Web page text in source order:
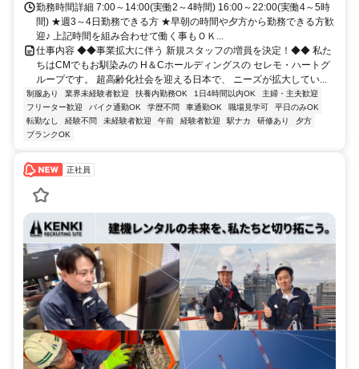
勤務時間詳細 7:00～14:00(実働2～4時間) 16:00～22:00(実働4～5時
間) ★週3～4日勤務できる方 ★早朝の時間や夕方から勤務できる方歓
迎♪ 上記時間を組み合わせて働く事もＯＫ...
仕事内容 ◆◆事業拡大に伴う 新規スタッフの増員を決定！◆◆ 私た
ちはCMでもお馴染みの H＆Cホールディングスの セレモ・ハートグ
ループです。 超高齢化社会を迎える日本で、 ニーズが拡大してい...
制服あり 業界未経験者歓迎 扶養内勤務OK 1日4時間以内OK
主婦・主夫歓迎
フリーター歓迎
バイク通勤OK 学歴不問 車通勤OK 職場見学可
平日のみOK
転勤なし
経験不問 未経験者歓迎 午前 経験者歓迎 駅ナカ 研修あり
夕方
ブランクOK
正社員